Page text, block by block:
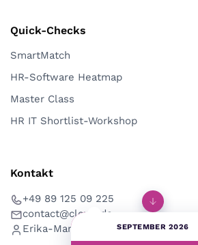
Quick-Checks
SmartMatch
HR-Software Heatmap
Master Class
HR IT Shortlist-Workshop
Kontakt
+49 89 125 09 225
contact@clevis.de
Erika-Mann-Str. 53, 80636 München
SEPTEMBER 2026